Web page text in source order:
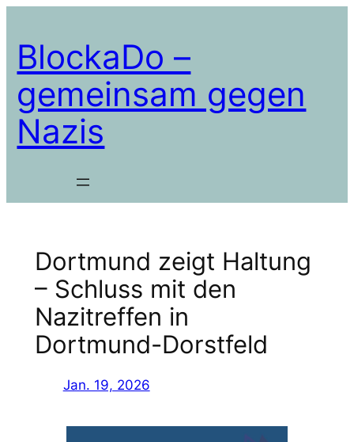
springen
BlockaDo –
gemeinsam gegen
Nazis
Dortmund zeigt Haltung
– Schluss mit den
Nazitreffen in
Dortmund-Dorstfeld
Jan. 19, 2026